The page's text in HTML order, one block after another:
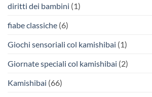
diritti dei bambini (1)
fiabe classiche (6)
Giochi sensoriali col kamishibai (1)
Giornate speciali col kamishibai (2)
Kamishibai (66)